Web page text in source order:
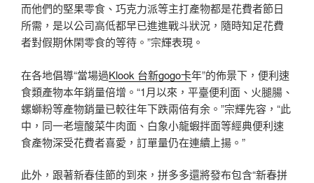
而他們的堅果零食、巧克力派等主打產物都是花費者節日
所需，是以公司高低都早已進進戰斗狀況，隨時知足花費
者對假期休閑零食的等待。”宗輝表現。
在各地倡導“當場過Klook 台新gogo卡年”的佈景下，便利速
食類產物本年銷量倍增。“1月以來，平臺便利面、火腿腸、
螺螄粉等產物銷量已較往年下跌兩倍有余。”宗輝先容，“此
中，同一老壇酸菜牛肉面、白象小龍蝦拌面等經典便利速
食產物深受花費者喜愛，訂單量仍在連續上揚。”
此外，跟著新春佳節的到來，拼多多還將發布包含“新春拼